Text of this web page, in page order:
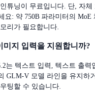
튜닝이 무료입니다. 단, 자체
요: 약 750B 파라미터의 MoE
리가 필요합니다.
미지 입력을 지원합니까?
는 텍스트 입력, 텍스트 출력
GLM-V 모델 라인을 유지하
팅할 수 있습니다.